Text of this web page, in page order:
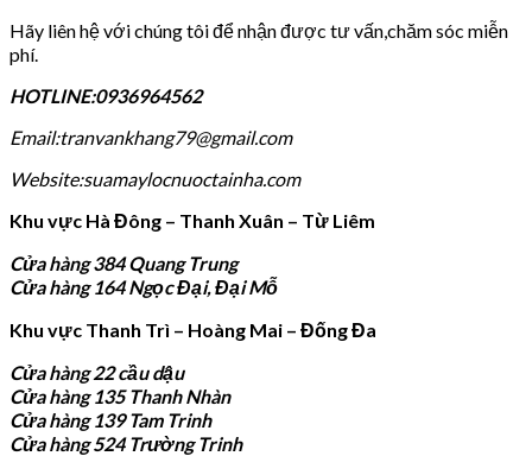
Hãy liên hệ với chúng tôi để nhận được tư vấn,chăm sóc miễn
phí.
HOTLINE:0936964562
Email:tranvankhang79@gmail.com
Website:suamaylocnuoctainha.com
Khu vực Hà Đông – Thanh Xuân – Từ Liêm
Cửa hàng 384 Quang Trung
Cửa hàng 164 Ngọc Đại, Đại Mỗ
Khu vực Thanh Trì – Hoàng Mai – Đống Đa
Cửa hàng 22 cầu dậu
Cửa hàng 135 Thanh Nhàn
Cửa hàng 139 Tam Trinh
Cửa hàng 524 Trường Trinh